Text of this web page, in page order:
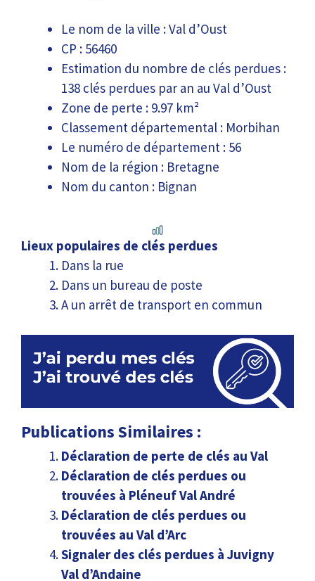
Le nom de la ville : Val d’Oust
CP : 56460
Estimation du nombre de clés perdues :
138 clés perdues par an au Val d’Oust
Zone de perte : 9.97 km²
Classement départemental : Morbihan
Le numéro de département : 56
Nom de la région : Bretagne
Nom du canton : Bignan
Lieux populaires de clés perdues
Dans la rue
Dans un bureau de poste
A un arrêt de transport en commun
Publications Similaires :
Déclaration de perte de clés au Val
Déclaration de clés perdues ou
trouvées à Pléneuf Val André
Déclaration de clés perdues ou
trouvées au Val d’Arc
Signaler des clés perdues à Juvigny
Val d’Andaine